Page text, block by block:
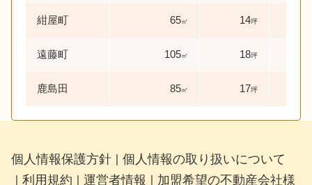
紺屋町 65㎡ 14坪
遠藤町 105㎡ 18坪
鹿島田 85㎡ 17坪
個人情報保護方針 個人情報の取り扱いについて
利用規約 運営者情報 加盟希望の不動産会社様